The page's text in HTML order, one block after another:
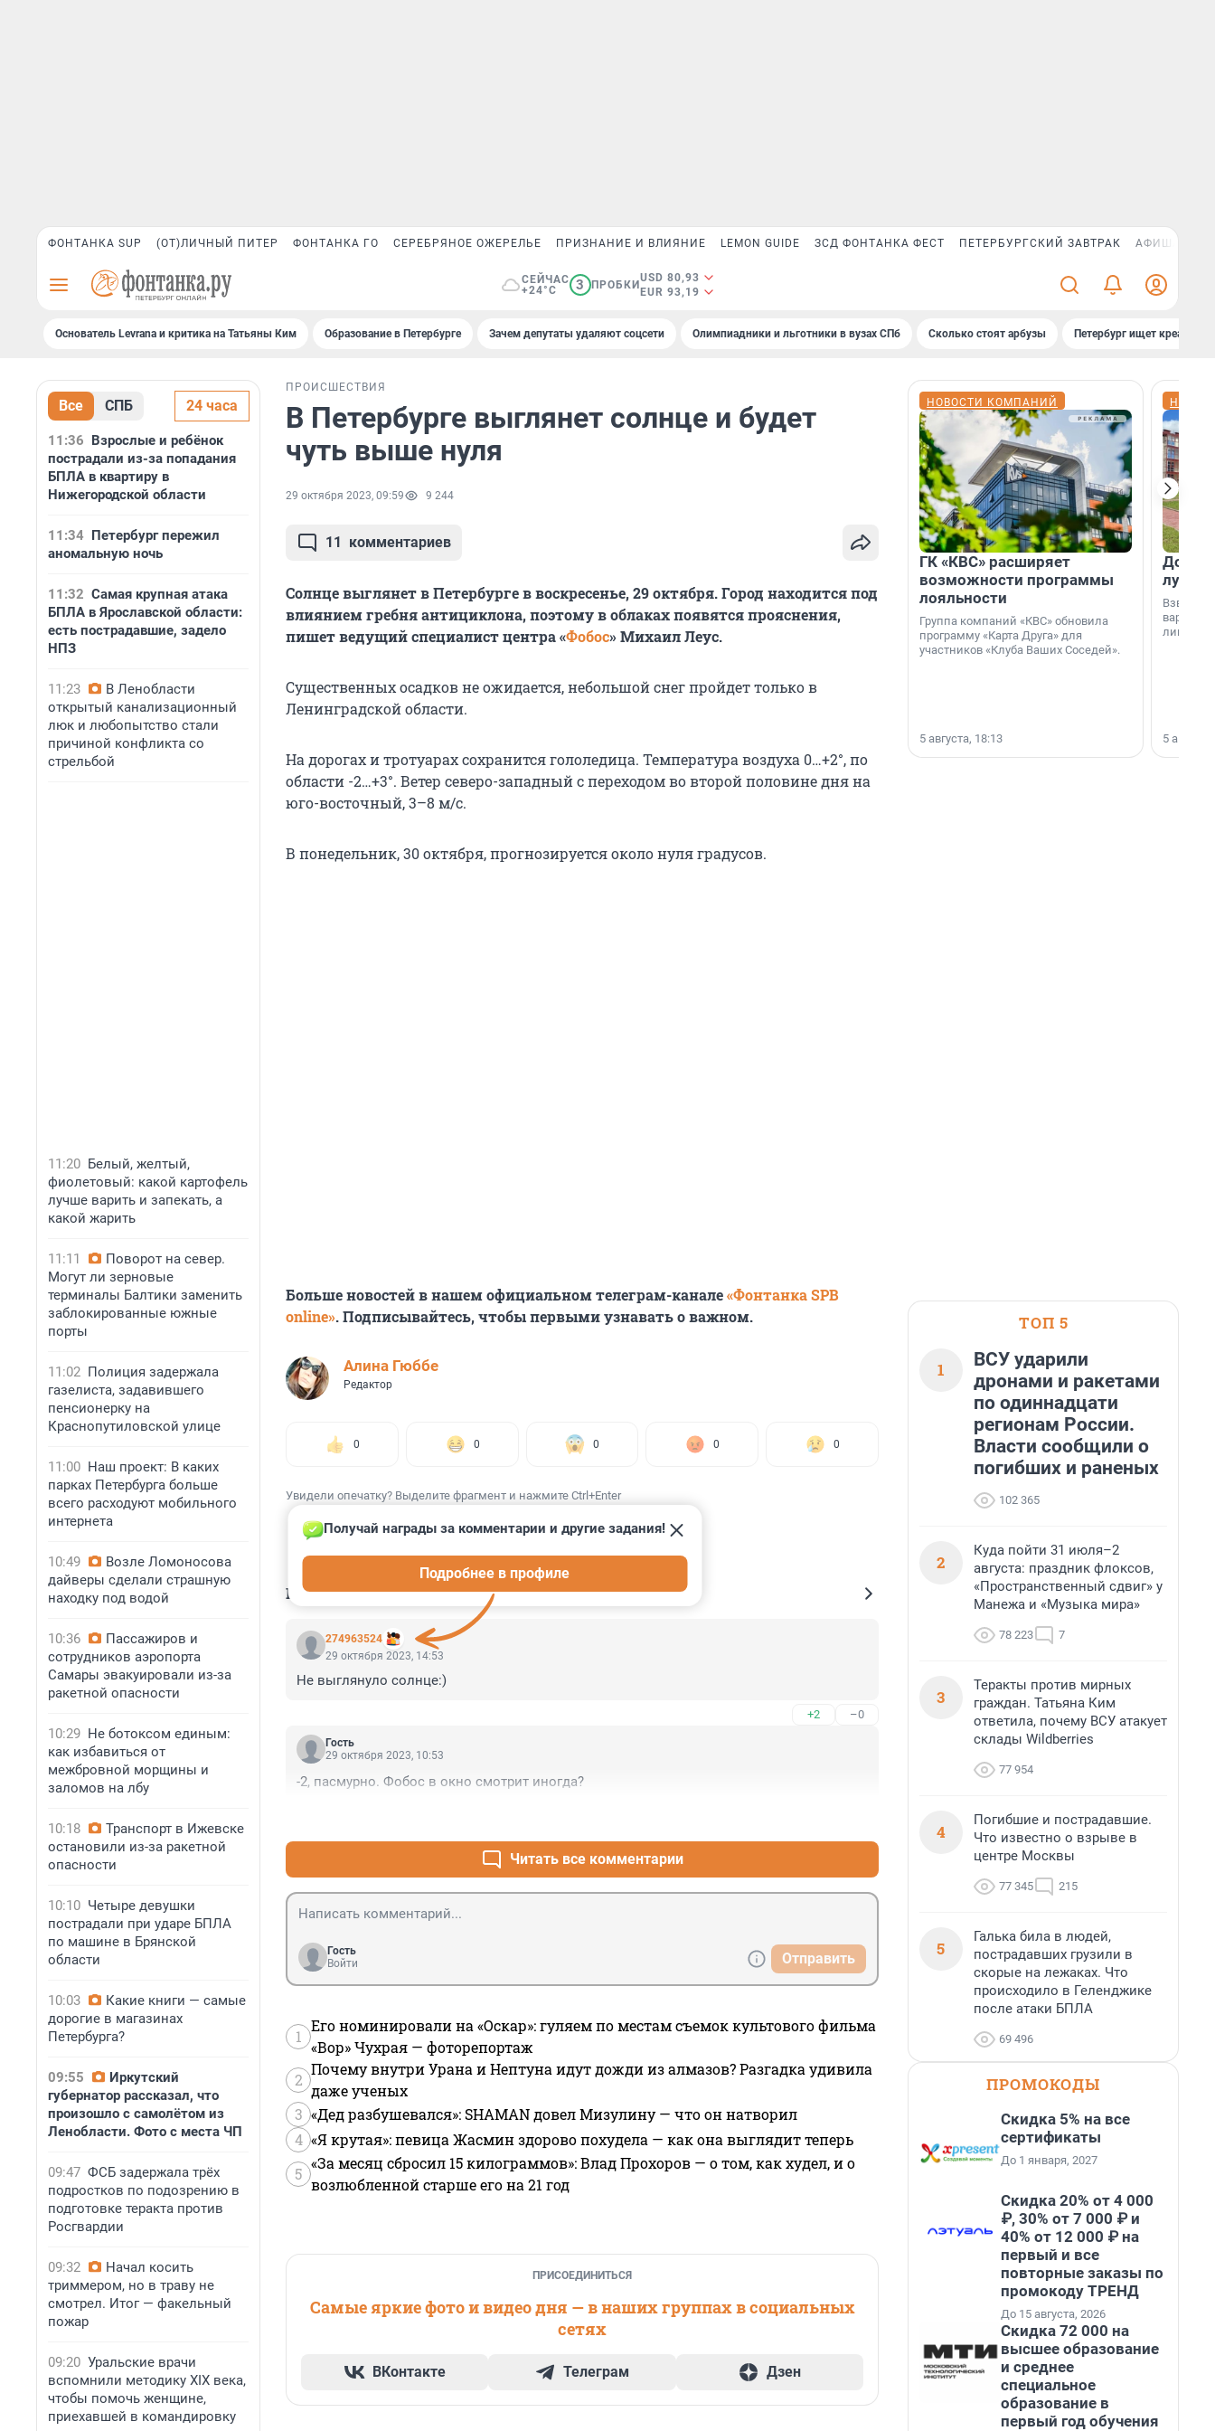
ФОНТАНКА SUP (ОТ)ЛИЧНЫЙ ПИТЕР ФОНТАНКА ГО СЕРЕБРЯНОЕ ОЖЕРЕЛЬЕ ПРИЗНАНИЕ И ВЛИЯНИЕ LEMON GUIDE ЗСД ФОНТАНКА ФЕСТ ПЕТЕРБУРГСКИЙ ЗАВТРАК АФИША PLUS
СЕЙЧАС
+24°C
3 ПРОБКИ
USD 80,93
EUR 93,19
Основатель Levrana и критика на Татьяны Ким Образование в Петербурге Зачем депутаты удаляют соцсети Олимпиадники и льготники в вузах СПб Сколько стоят арбузы Петербург ищет креатив
Все СПБ 24 часа
11:36 Взрослые и ребёнок
пострадали из-за попадания
БПЛА в квартиру в
Нижегородской области
11:34 Петербург пережил
аномальную ночь
11:32 Самая крупная атака
БПЛА в Ярославской области:
есть пострадавшие, задело
НПЗ
11:23
В Ленобласти
открытый канализационный
люк и любопытство стали
причиной конфликта со
стрельбой
11:20 Белый, желтый,
фиолетовый: какой картофель
лучше варить и запекать, а
какой жарить
11:11
Поворот на север.
Могут ли зерновые
терминалы Балтики заменить
заблокированные южные
порты
11:02 Полиция задержала
газелиста, задавившего
пенсионерку на
Краснопутиловской улице
11:00 Наш проект: В каких
парках Петербурга больше
всего расходуют мобильного
интернета
10:49
Возле Ломоносова
дайверы сделали страшную
находку под водой
10:36
Пассажиров и
сотрудников аэропорта
Самары эвакуировали из-за
ракетной опасности
10:29 Не ботоксом единым:
как избавиться от
межбровной морщины и
заломов на лбу
10:18
Транспорт в Ижевске
остановили из-за ракетной
опасности
10:10 Четыре девушки
пострадали при ударе БПЛА
по машине в Брянской
области
10:03
Какие книги — самые
дорогие в магазинах
Петербурга?
09:55
Иркутский
губернатор рассказал, что
произошло с самолётом из
Ленобласти. Фото с места ЧП
09:47 ФСБ задержала трёх
подростков по подозрению в
подготовке теракта против
Росгвардии
09:32
Начал косить
триммером, но в траву не
смотрел. Итог — факельный
пожар
09:20 Уральские врачи
вспомнили методику XIX века,
чтобы помочь женщине,
приехавшей в командировку
ПРОИСШЕСТВИЯ
В Петербурге выглянет солнце и будет
чуть выше нуля
29 октября 2023, 09:59 9 244
11 комментариев
Солнце выглянет в Петербурге в воскресенье, 29 октября. Город находится под
влиянием гребня антициклона, поэтому в облаках появятся прояснения,
пишет ведущий специалист центра «Фобос» Михаил Леус.
Существенных осадков не ожидается, небольшой снег пройдет только в
Ленинградской области.
На дорогах и тротуарах сохранится гололедица. Температура воздуха 0…+2°, по
области -2…+3°. Ветер северо-западный с переходом во второй половине дня на
юго-восточный, 3–8 м/с.
В понедельник, 30 октября, прогнозируется около нуля градусов.
Больше новостей в нашем официальном телеграм-канале«Фонтанка SPB
online». Подписывайтесь, чтобы первыми узнавать о важном.
Алина Гюббе
Редактор
0 0 0 0 0
Увидели опечатку? Выделите фрагмент и нажмите Ctrl+Enter
КОММЕНТАРИИ 11
274963524
Получай награды за комментарии и другие задания!
Подробнее в профиле
29 октября 2023, 14:53
Не выглянуло солнце:)
+2 –0
Гость
29 октября 2023, 10:53
-2, пасмурно. Фобос в окно смотрит иногда?
Читать все комментарии
Гость
Войти
Отправить
1
Его номинировали на «Оскар»: гуляем по местам съемок культового фильма
«Вор» Чухрая — фоторепортаж
2
Почему внутри Урана и Нептуна идут дожди из алмазов? Разгадка удивила
даже ученых
3 «Дед разбушевался»: SHAMAN довел Мизулину — что он натворил
4 «Я крутая»: певица Жасмин здорово похудела — как она выглядит теперь
5
«За месяц сбросил 15 килограммов»: Влад Прохоров — о том, как худел, и о
возлюбленной старше его на 21 год
ПРИСОЕДИНИТЬСЯ
Самые яркие фото и видео дня — в наших группах в социальных
сетях
ВКонтакте Телеграм Дзен
НОВОСТИ КОМПАНИЙ
ГК «КВС» расширяет
возможности программы
лояльности
Группа компаний «КВС» обновила
программу «Карта Друга» для
участников «Клуба Ваших Соседей».
5 августа, 18:13
Дом
лучше
лишнего
5
ТОП 5
1
ВСУ ударили
дронами и ракетами
по одиннадцати
регионам России.
Власти сообщили о
погибших и раненых
102 365
2
Куда пойти 31 июля–2
августа: праздник флоксов,
«Пространственный сдвиг» у
Манежа и «Музыка мира»
78 223 7
3
Теракты против мирных
граждан. Татьяна Ким
ответила, почему ВСУ атакует
склады Wildberries
77 954
4
Погибшие и пострадавшие.
Что известно о взрыве в
центре Москвы
77 345 215
5
Галька била в людей,
пострадавших грузили в
скорые на лежаках. Что
происходило в Геленджике
после атаки БПЛА
69 496
ПРОМОКОДЫ
Скидка 5% на все
сертификаты
До 1 января, 2027
Скидка 20% от 4 000
₽, 30% от 7 000 ₽ и
40% от 12 000 ₽ на
первый и все
повторные заказы по
промокоду ТРЕНД
До 15 августа, 2026
Скидка 72 000 на
высшее образование
и среднее
специальное
образование в
первый год обучения